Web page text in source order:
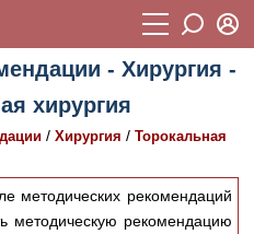
- Хирургия -
хирургия
/ Хирургия / Торокальная
методических рекомендаций
методическую рекомендацию